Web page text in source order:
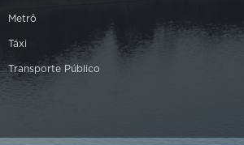
Metrô
Táxi
Transporte Público